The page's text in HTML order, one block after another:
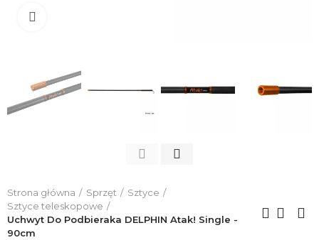
Strona główna Sprzęt
Sztyce
Sztyce teleskopowe
Uchwyt Do Podbieraka DELPHIN Atak! Single -
90cm